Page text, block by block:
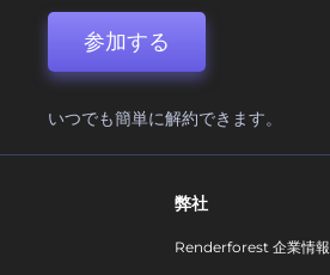
参加する
いつでも簡単に解約できます。
弊社
Renderforest 企業情報